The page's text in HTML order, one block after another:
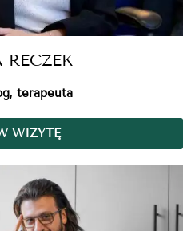
terapeuta
WIZYTĘ